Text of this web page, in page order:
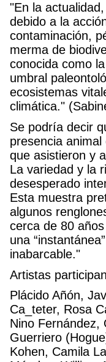
"En la
debido a la
contaminación,
merma de
conocida como
umbral
ecosistemas
climática."
Se podría decir
presencia
que asistieron y
La variedad y la
desesperado
Esta muestra
algunos
cerca de 80
una
inabarcable."
Artistas
Plácido Añón,
Ca_teter, Rosa
Nino Fernández,
Guerriero
Kohen, Camila